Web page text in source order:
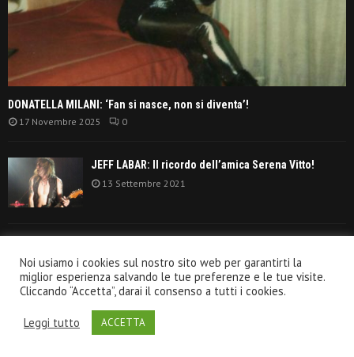
DONATELLA MILANI: ‘Fan si nasce, non si diventa’!
17 Novembre 2025 0
JEFF LABAR: Il ricordo dell’amica Serena Vitto!
13 Settembre 2021
settanta’!
30 Giugno 2021
Noi usiamo i cookies sul nostro sito web per garantirti la
miglior esperienza salvando le tue preferenze e le tue visite.
Cliccando “Accetta”, darai il consenso a tutti i cookies.
Leggi tutto ACCETTA